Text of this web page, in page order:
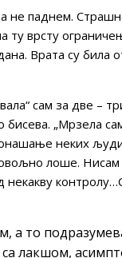
не паднем.
ту врсту
Врата су била
сам за две –
„Мрзела
неких
лоше.
некакву
а то
лакшом,